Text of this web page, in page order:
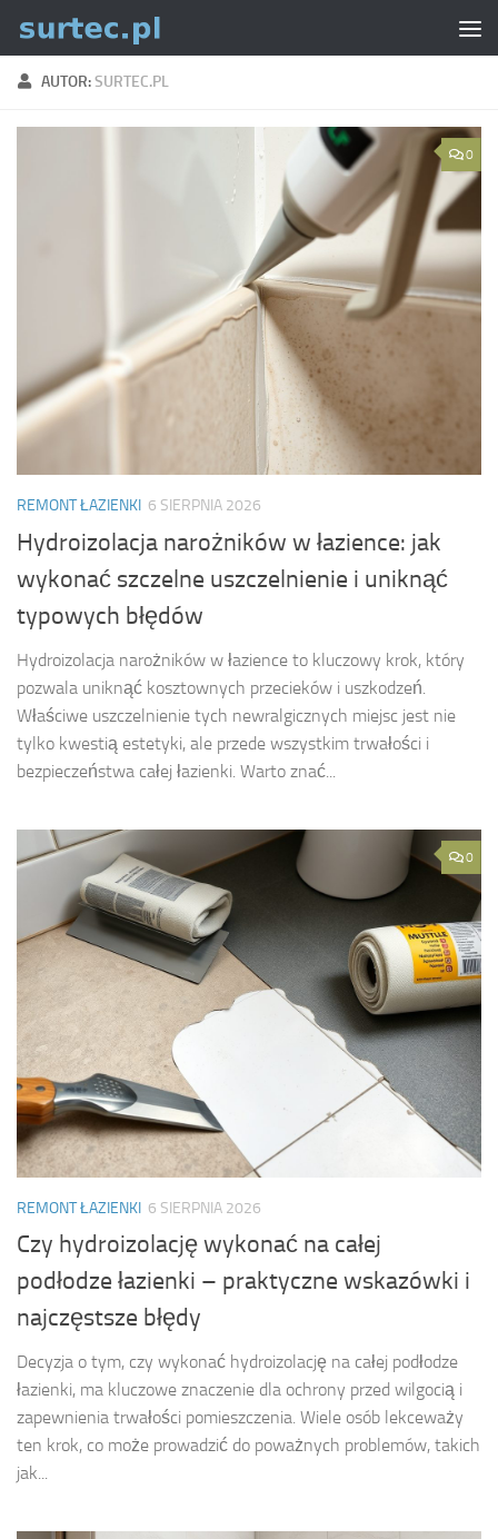
Skip to content
AUTOR:SURTEC.PL
0
REMONT ŁAZIENKI 6 SIERPNIA 2026
Hydroizolacja narożników w łazience: jak
wykonać szczelne uszczelnienie i uniknąć
typowych błędów
Hydroizolacja narożników w łazience to kluczowy krok, który
pozwala uniknąć kosztownych przecieków i uszkodzeń.
Właściwe uszczelnienie tych newralgicznych miejsc jest nie
tylko kwestią estetyki, ale przede wszystkim trwałości i
bezpieczeństwa całej łazienki. Warto znać...
0
REMONT ŁAZIENKI 6 SIERPNIA 2026
Czy hydroizolację wykonać na całej
podłodze łazienki – praktyczne wskazówki i
najczęstsze błędy
Decyzja o tym, czy wykonać hydroizolację na całej podłodze
łazienki, ma kluczowe znaczenie dla ochrony przed wilgocią i
zapewnienia trwałości pomieszczenia. Wiele osób lekceważy
ten krok, co może prowadzić do poważnych problemów, takich
jak...